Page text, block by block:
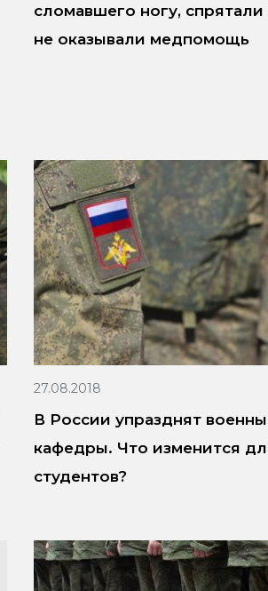
сломавшего ногу, спрятали
не оказывали медпомощь
27.08.2018
В России упразднят
кафедры. Что изменится
студентов?